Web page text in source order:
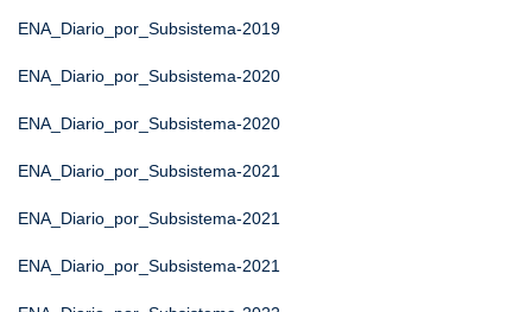
ENA_Diario_por_Subsistema-2019
ENA_Diario_por_Subsistema-2020
ENA_Diario_por_Subsistema-2020
ENA_Diario_por_Subsistema-2021
ENA_Diario_por_Subsistema-2021
ENA_Diario_por_Subsistema-2021